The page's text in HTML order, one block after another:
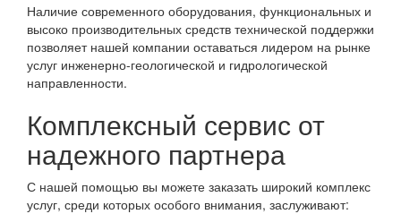
Наличие современного оборудования, функциональных и
высоко производительных средств технической поддержки
позволяет нашей компании оставаться лидером на рынке
услуг инженерно-геологической и гидрологической
направленности.
Комплексный сервис от
надежного партнера
С нашей помощью вы можете заказать широкий комплекс
услуг, среди которых особого внимания, заслуживают: